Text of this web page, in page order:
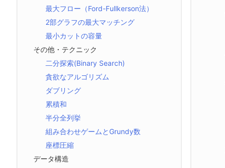
最大フロー（Ford-Fullkerson法）
2部グラフの最大マッチング
最小カットの容量
その他・テクニック
二分探索(Binary Search)
貪欲なアルゴリズム
ダブリング
累積和
半分全列挙
組み合わせゲームとGrundy数
座標圧縮
データ構造